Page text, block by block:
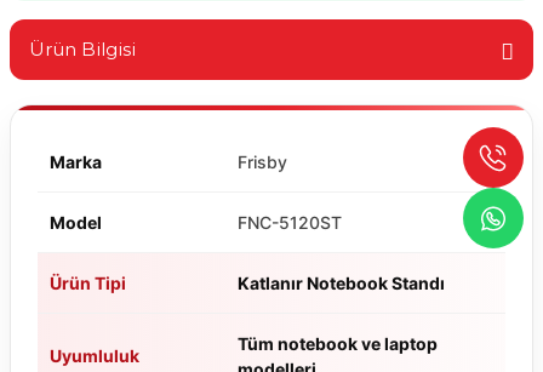
Ürün Bilgisi
Marka Frisby
Model FNC-5120ST
Ürün Tipi Katlanır Notebook Standı
Uyumluluk
Tüm notebook ve laptop